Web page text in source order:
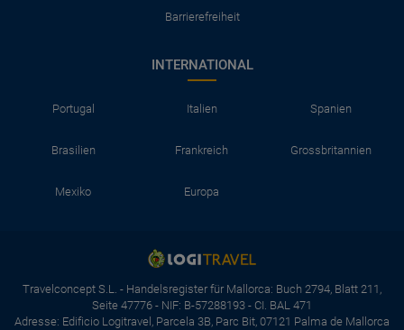
Barrierefreiheit
INTERNATIONAL
Portugal Italien Spanien
Brasilien Frankreich Grossbritannien
Mexiko Europa
Travelconcept S.L. - Handelsregister für Mallorca: Buch 2794, Blatt 211,
Seite 47776 - NIF: B-57288193 - CI. BAL 471
Adresse: Edificio Logitravel, Parcela 3B, Parc Bit, 07121 Palma de Mallorca